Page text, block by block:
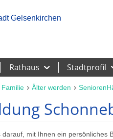
Rathaus Stadtprofil
Familie Älter werden
darauf, mit Ihnen ein persönliches